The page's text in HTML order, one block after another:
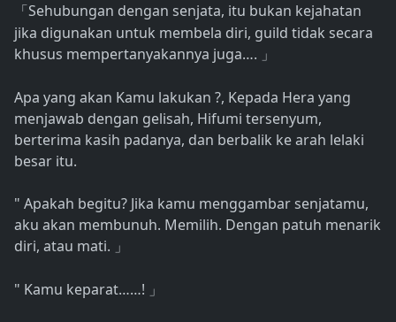
「 Sehubungan dengan senjata, itu bukan kejahatan
jika digunakan untuk membela diri, guild tidak secara
khusus mempertanyakannya juga….
」
Apa yang akan Kamu lakukan ?, Kepada Hera yang
menjawab dengan gelisah, Hifumi tersenyum,
berterima kasih padanya, dan berbalik ke arah lelaki
besar itu.
" Apakah begitu? Jika kamu menggambar senjatamu,
aku akan membunuh. Memilih. Dengan patuh menarik
diri, atau mati.
」
" Kamu keparat……! 」